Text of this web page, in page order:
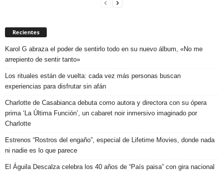
Recientes
Karol G abraza el poder de sentirlo todo en su nuevo álbum, «No me
arrepiento de sentir tanto»
Los rituales están de vuelta: cada vez más personas buscan
experiencias para disfrutar sin afán
Charlotte de Casabianca debuta como autora y directora con su ópera
prima ‘La Última Función’, un cabaret noir inmersivo imaginado por
Charlotte
Estrenos “Rostros del engaño”, especial de Lifetime Movies, donde nada
ni nadie es lo que parece
El Águila Descalza celebra los 40 años de “País paisa” con gira nacional